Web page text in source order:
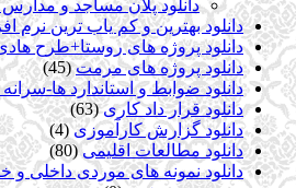
دانلود پلان مساجد و مدارس
دانلود بهترین و کم یاب ترین نرم
دانلود پروژه های روستا+طرح
دانلود پروژه های مرمت (45)
دانلود ضوابط و استاندارد ها-
دانلود قرار داد کاری (63)
دانلود گزارش کارآموزی (4)
دانلود مطالعات اقلیمی (80)
دانلود نمونه های موردی داخلی و